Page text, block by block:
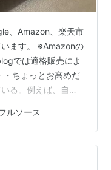
、Amazon、楽天市
ます。 ※Amazonの
では適格販売によ
・ちょっとお高めだ
る。例えば、自分
でも焼きそば好き
記事で書いた比留
購入できる。
（いつからだった
ルソース